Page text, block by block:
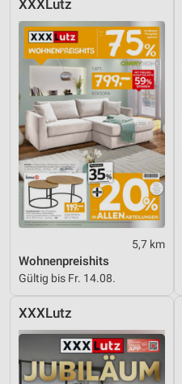
XXXLutz
5,7 km
Wohnenpreishits
Gültig bis Fr. 14.08.
XXXLutz